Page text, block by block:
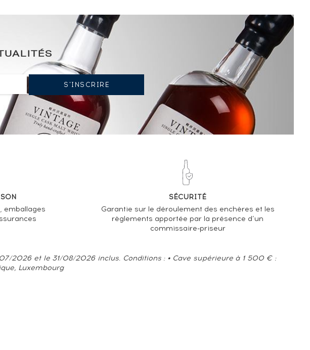
Of Photography n°2
TENDANCE ACTUELLE DE LA COTE
TENDANCE À LA BAISSE
EN 2026 PAR RAPPORT À 2025
emballages
SÉCURITÉ
Garantie sur le déroulement des enchères et les
règlements apportée par la présence d’un
commissaire-priseur
2026 et le 31/08/2026 inclus. Conditions : • Cave supérieure à 1 500 € :
Luxembourg